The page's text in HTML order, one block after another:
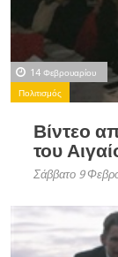
14 Φεβρουαρίου
Πολιτισμός
Βίντεο
του
Σάββατο 9